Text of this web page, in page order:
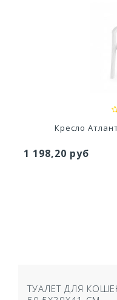
Кашпо Модерн
Кресло
1 198,20 руб
ТУАЛЕТ ДЛЯ